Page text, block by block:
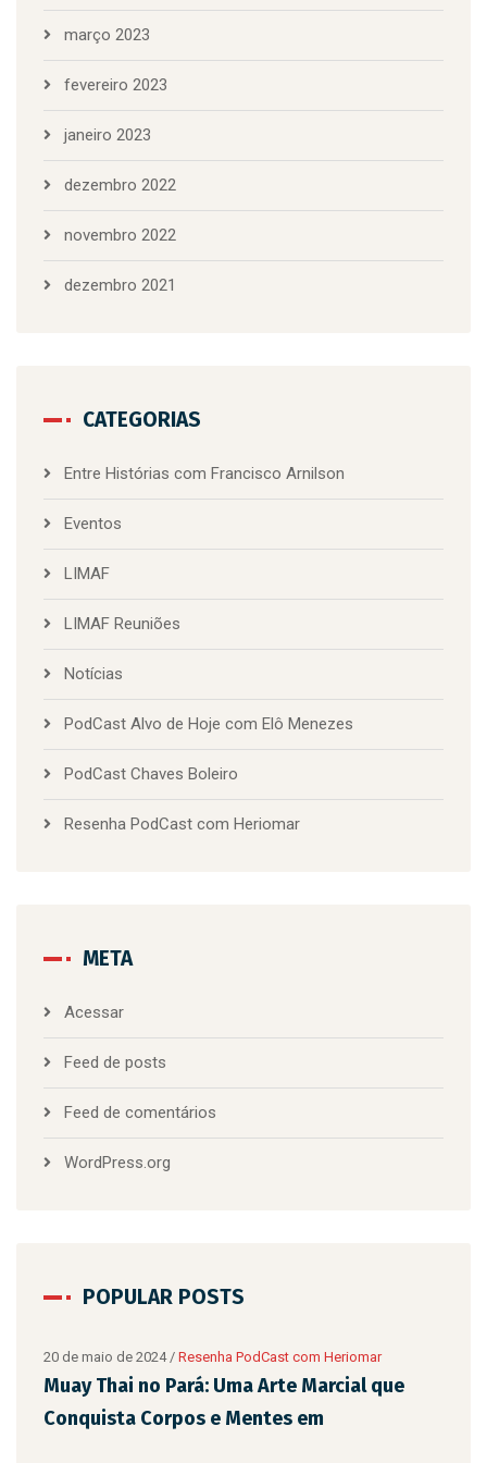
março 2023
fevereiro 2023
janeiro 2023
dezembro 2022
novembro 2022
dezembro 2021
CATEGORIAS
Entre Histórias com Francisco Arnilson
Eventos
LIMAF
LIMAF Reuniões
Notícias
PodCast Alvo de Hoje com Elô Menezes
PodCast Chaves Boleiro
Resenha PodCast com Heriomar
META
Acessar
Feed de posts
Feed de comentários
WordPress.org
POPULAR POSTS
20 de maio de 2024/ Resenha PodCast com Heriomar
Muay Thai no Pará: Uma Arte Marcial que
Conquista Corpos e Mentes em